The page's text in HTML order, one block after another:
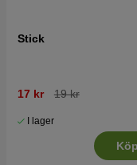
Stick
17 kr 19 kr
I lager
Köp